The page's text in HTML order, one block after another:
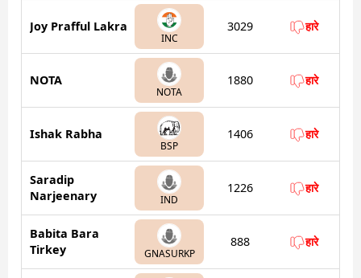
Joy Prafful Lakra
INC
3029 हारे
NOTA
NOTA
1880 हारे
Ishak Rabha
BSP
1406 हारे
Saradip
Narjeenary
IND
1226 हारे
Babita Bara
Tirkey
GNASURKP
888 हारे